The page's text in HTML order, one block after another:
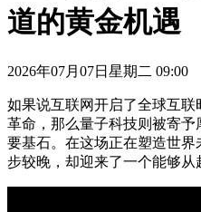
道的黄金机遇
2026年07月07日星期二 09:00
如果说互联网开启了全球互
革命，那么量子科技则被寄
要基石。在这场正在塑造世
步较晚，却迎来了一个能够从